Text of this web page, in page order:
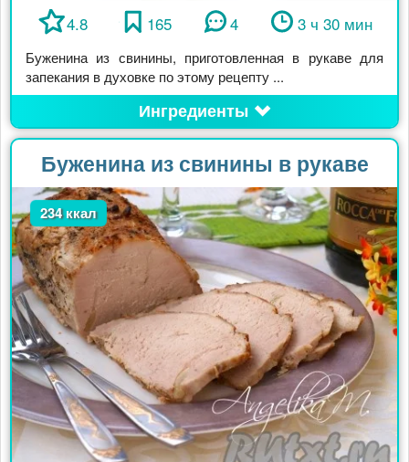
4.8 165 4 3 ч 30 мин
Буженина из свинины, приготовленная в рукаве для
запекания в духовке по этому рецепту ...
Ингредиенты
Буженина из свинины в рукаве
234 ккал